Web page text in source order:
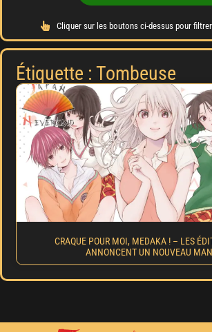
Cliquer sur les boutons ci-dessus pour
Étiquette : Tombeuse
CRAQUE POUR MOI, MEDAKA ! – LES
ANNONCENT UN NOUVEAU